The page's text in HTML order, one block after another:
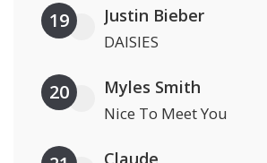
19 Justin Bieber
DAISIES
20 Myles Smith
Nice To Meet You